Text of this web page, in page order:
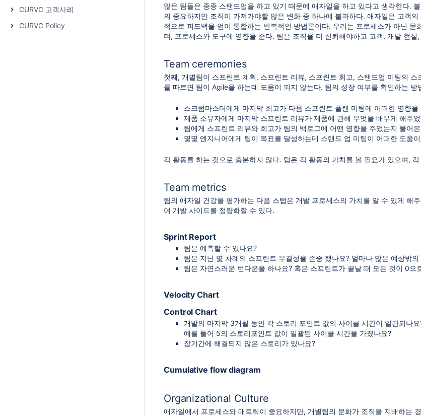
CURVC 고객사례
CURVC Policy
많은 팀들은 종종 스탠드업을 하고 있기 때문에 애자일을 하고 있다고 생각한다.
의 중요하지만 조직이 가져가야할 많은 변화 중 하나에 불과하다. 애자일은 고객
적으로 피드백을 얻어 통합하는 반복적인 방법론이다. 우리는 프로세스가 아닌
며, 프로세스와 도구에 영향을 준다. 팀은 조직을 더 신뢰해야하고 고객, 개발 현
Team ceremonies
첫째, 개별팀이 스프린트 계획, 스프린트 리뷰, 스프린트 회고, 스탠드업 미팅의
를 따르면 팀이 Agile을 하는데 도움이 되지 않는다. 팀의 성장 여부를 확인하는 방
스크럼마스터에게 마지막 회고가 다음 스프린트 플랜 미팅에 어떠한 영향
제품 소유자에게 마지막 스프린트 리뷰가 제품에 관해 무엇을 배우게 해주
팀에게 스프린트 리뷰와 회고가 팀의 백로그에 어떤 영향을 주었는지 물어
몇몇 엔지니어에게 팀이 목표를 달성하는데 스탠드 업 미팅이 어떠한 도움
각 활동를 하는 것으로 충분하지 않다. 팀은 각 활동의 가치를 볼 필요가 있으며,
Team metrics
팀의 애자일 건강을 평가하는 다음 스탭은 개발 프로세스의 가치를 알 수 있게
여 개발 사이드를 정량화할 수 있다.
Sprint Report
팀은 예측할 수 있나요?
팀은 지난 몇 차례의 스프린트 무결성을 존중 했나요? 얼마나 많은 예상밖
팀은 자연스러운 번다운을 하나요? 혹은 스프린트가 끝날 때 모든 것이 0으
Velocity Chart
Control Chart
개발의 마지막 3개월 동안 각 스토리 포인트 값의 사이클 시간이 일관되나요
예를 들어 5의 스토리포인트 값이 일괄된 사이클 시간을 가졌나요?
장기간에 해결되지 않은 스토리가 있나요?
Cumulative flow diagram
Organizational Culture
애자일에서 프로세스와 매트릭이 중요하지만, 개별팀의 문화가 조직을 지배하는